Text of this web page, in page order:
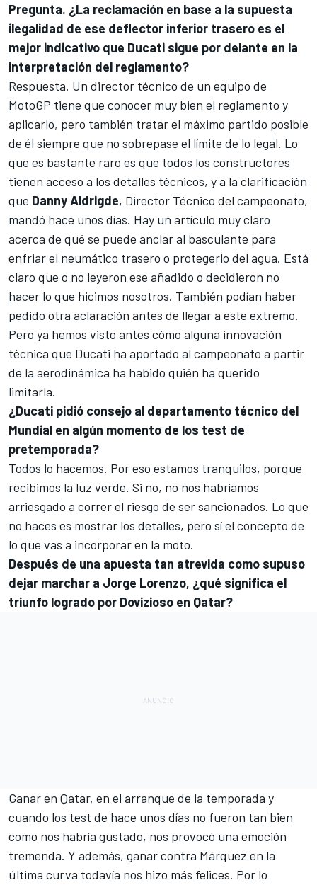
Pregunta. ¿La reclamación en base a la supuesta
ilegalidad de ese deflector inferior trasero es el
mejor indicativo que Ducati sigue por delante en la
interpretación del reglamento?
Respuesta. Un director técnico de un equipo de
MotoGP tiene que conocer muy bien el reglamento y
aplicarlo, pero también tratar el máximo partido posible
de él siempre que no sobrepase el límite de lo legal. Lo
que es bastante raro es que todos los constructores
tienen acceso a los detalles técnicos, y a la clarificación
que Danny Aldrigde, Director Técnico del campeonato,
mandó hace unos días. Hay un artículo muy claro
acerca de qué se puede anclar al basculante para
enfriar el neumático trasero o protegerlo del agua. Está
claro que o no leyeron ese añadido o decidieron no
hacer lo que hicimos nosotros. También podían haber
pedido otra aclaración antes de llegar a este extremo.
Pero ya hemos visto antes cómo alguna innovación
técnica que Ducati ha aportado al campeonato a partir
de la aerodinámica ha habido quién ha querido
limitarla.
¿Ducati pidió consejo al departamento técnico del
Mundial en algún momento de los test de
pretemporada?
Todos lo hacemos. Por eso estamos tranquilos, porque
recibimos la luz verde. Si no, no nos habríamos
arriesgado a correr el riesgo de ser sancionados. Lo que
no haces es mostrar los detalles, pero sí el concepto de
lo que vas a incorporar en la moto.
Después de una apuesta tan atrevida como supuso
dejar marchar a Jorge Lorenzo, ¿qué significa el
triunfo logrado por Dovizioso en Qatar?
Ganar en Qatar, en el arranque de la temporada y
cuando los test de hace unos días no fueron tan bien
como nos habría gustado, nos provocó una emoción
tremenda. Y además, ganar contra Márquez en la
última curva todavía nos hizo más felices. Por lo